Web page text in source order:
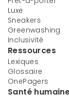
Luxe
Sneakers
Greenwashing
Inclusivité
Ressources
Lexiques
Glossaire
OnePagers
Santé